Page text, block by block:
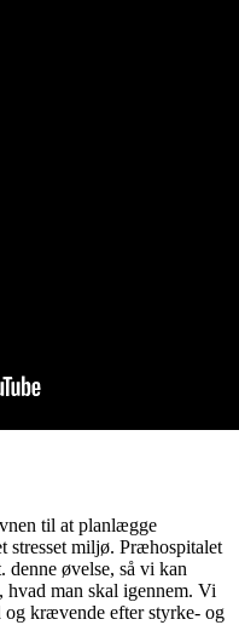
til at planlægge
stresset miljø. Præhospitalet
øvelse, så vi kan
man skal igennem. Vi
og krævende efter styrke- og